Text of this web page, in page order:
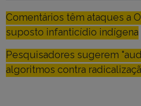
Comentários têm ataques a
suposto infanticídio indígena
Pesquisadores sugerem
algoritmos contra